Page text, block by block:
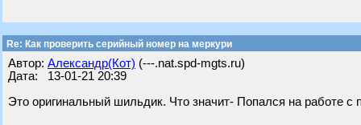
Re: Как проверить серийный номер на меркури
Автор: Александр(Кот) (---.nat.spd-mgts.ru)
Дата: 13-01-21 20:39
Это оригинальный шильдик. Что значит- Попался на работе с